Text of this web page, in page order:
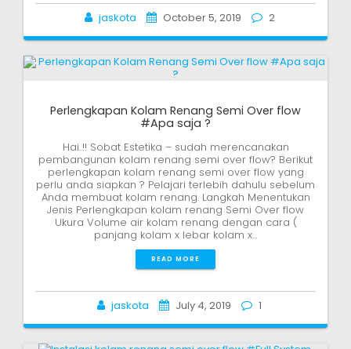
jaskota October 5, 2019 2
Perlengkapan Kolam Renang Semi Over flow
#Apa saja ?
Hai..!! Sobat Estetika – sudah merencanakan
pembangunan kolam renang semi over flow? Berikut
perlengkapan kolam renang semi over flow yang
perlu anda siapkan ? Pelajari terlebih dahulu sebelum
Anda membuat kolam renang. Langkah Menentukan
Jenis Perlengkapan kolam renang Semi Over flow
Ukura Volume air kolam renang dengan cara (
panjang kolam x lebar kolam x…
READ MORE
jaskota July 4, 2019 1